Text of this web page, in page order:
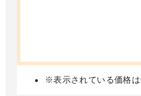
※表示されている価格